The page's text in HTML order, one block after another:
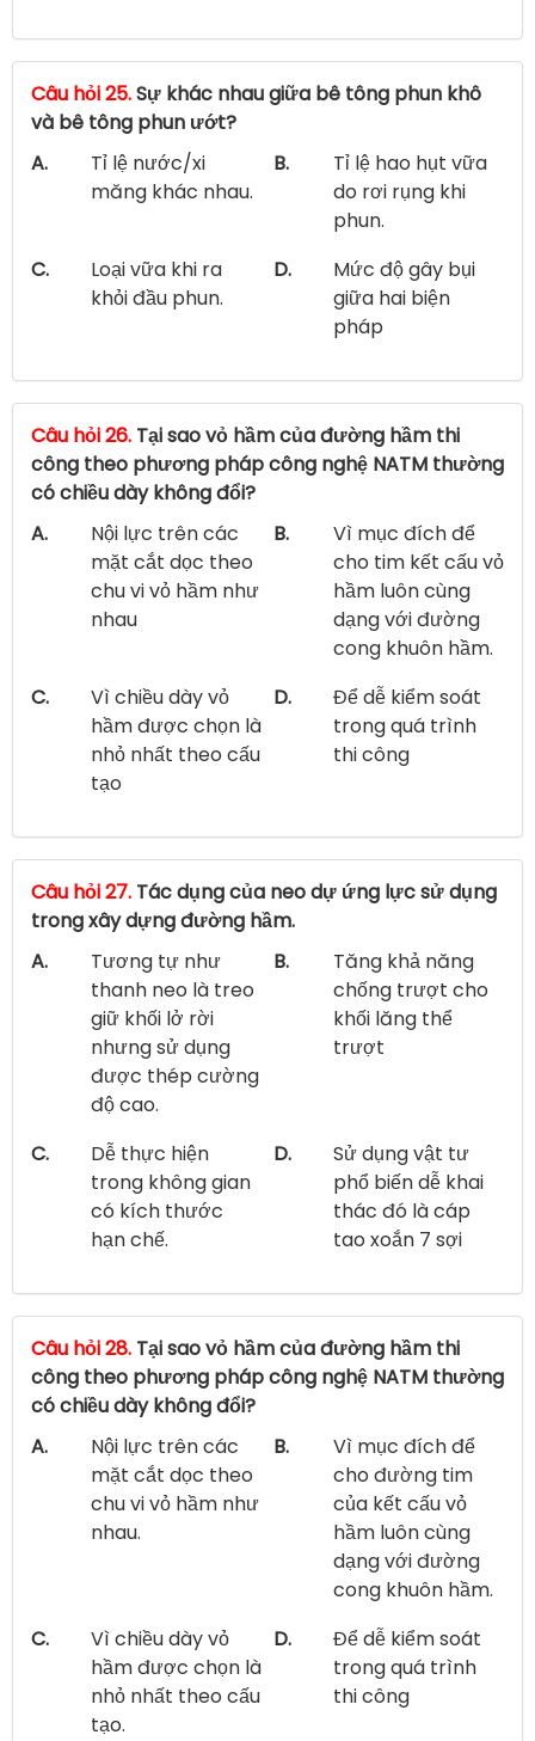
Câu hỏi 25.Sự khác nhau giữa bê tông phun khô
và bê tông phun ướt?
A.
Tỉ lệ nước/xi
măng khác nhau.
B.
Tỉ lệ hao hụt vữa
do rơi rụng khi
phun.
C.
Loại vữa khi ra
khỏi đầu phun.
D.
Mức độ gây bụi
giữa hai biện
pháp
Câu hỏi 26. Tại sao vỏ hầm của đường hầm thi
công theo phương pháp công nghệ NATM thường
có chiều dày không đổi?
A.
Nội lực trên các
mặt cắt dọc theo
chu vi vỏ hầm như
nhau
B.
Vì mục đích để
cho tim kết cấu vỏ
hầm luôn cùng
dạng với đường
cong khuôn hầm.
C.
Vì chiều dày vỏ
hầm được chọn là
nhỏ nhất theo cấu
tạo
D.
Để dễ kiểm soát
trong quá trình
thi công
Câu hỏi 27. Tác dụng của neo dự ứng lực sử dụng
trong xây dựng đường hầm.
A.
Tương tự như
thanh neo là treo
giữ khối lở rời
nhưng sử dụng
được thép cường
độ cao.
B.
Tăng khả năng
chống trượt cho
khối lăng thể
trượt
C.
Dễ thực hiện
trong không gian
có kích thước
hạn chế.
D.
Sử dụng vật tư
phổ biến dễ khai
thác đó là cáp
tao xoắn 7 sợi
Câu hỏi 28. Tại sao vỏ hầm của đường hầm thi
công theo phương pháp công nghệ NATM thường
có chiều dày không đổi?
A.
Nội lực trên các
mặt cắt dọc theo
chu vi vỏ hầm như
nhau.
B.
Vì mục đích để
cho đường tim
của kết cấu vỏ
hầm luôn cùng
dạng với đường
cong khuôn hầm.
C.
Vì chiều dày vỏ
hầm được chọn là
nhỏ nhất theo cấu
tạo.
D.
Để dễ kiểm soát
trong quá trình
thi công